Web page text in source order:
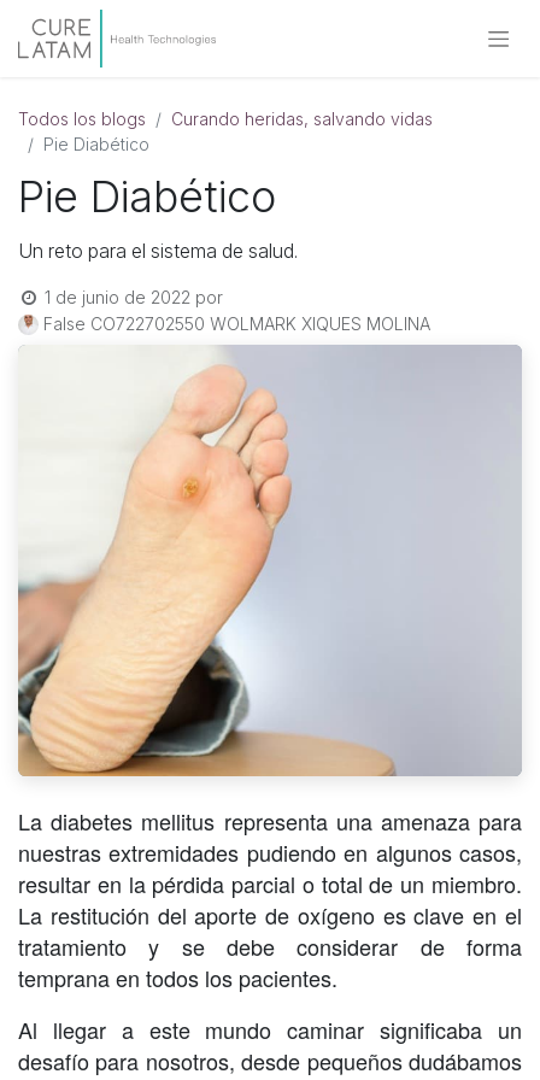
Todos los blogs
Curando heridas, salvando vidas
Pie Diabético
Pie Diabético
Un reto para el sistema de salud.
1 de junio de 2022 por
False CO722702550 WOLMARK XIQUES MOLINA
La diabetes mellitus representa una amenaza para
nuestras extremidades pudiendo en algunos casos,
resultar en la pérdida parcial o total de un miembro.
La restitución del aporte de oxígeno es clave en el
tratamiento y se debe considerar de forma
temprana en todos los pacientes.
Al llegar a este mundo caminar significaba un
desafío para nosotros, desde pequeños dudábamos